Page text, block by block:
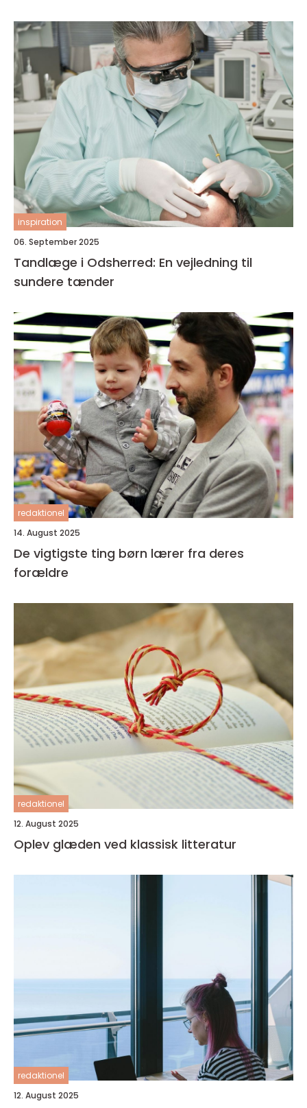
inspiration
06. September 2025
Tandlæge i Odsherred: En vejledning til
sundere tænder
redaktionel
14. August 2025
De vigtigste ting børn lærer fra deres
forældre
redaktionel
12. August 2025
Oplev glæden ved klassisk litteratur
redaktionel
12. August 2025